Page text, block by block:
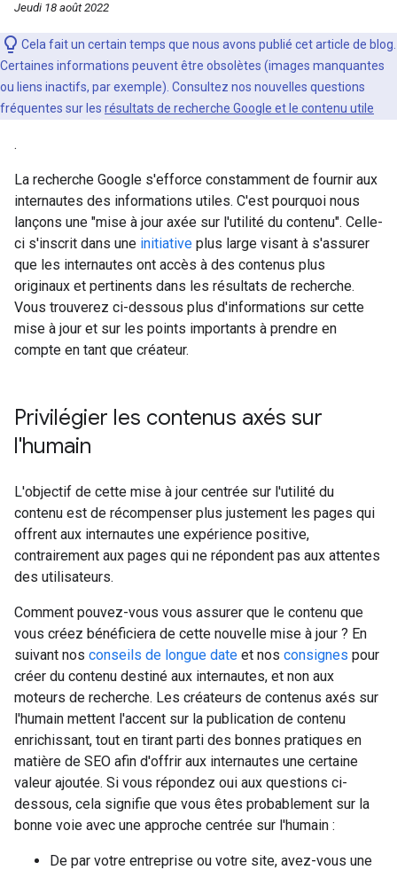
Jeudi 18 août 2022
Cela fait un certain temps que nous avons publié cet article de blog.
Certaines informations peuvent être obsolètes (images manquantes
ou liens inactifs, par exemple). Consultez nos nouvelles questions
fréquentes sur les résultats de recherche Google et le contenu utile
.
La recherche Google s'efforce constamment de fournir aux
internautes des informations utiles. C'est pourquoi nous
lançons une "mise à jour axée sur l'utilité du contenu". Celle-
ci s'inscrit dans une initiative plus large visant à s'assurer
que les internautes ont accès à des contenus plus
originaux et pertinents dans les résultats de recherche.
Vous trouverez ci-dessous plus d'informations sur cette
mise à jour et sur les points importants à prendre en
compte en tant que créateur.
Privilégier les contenus axés sur
l'humain
L'objectif de cette mise à jour centrée sur l'utilité du
contenu est de récompenser plus justement les pages qui
offrent aux internautes une expérience positive,
contrairement aux pages qui ne répondent pas aux attentes
des utilisateurs.
Comment pouvez-vous vous assurer que le contenu que
vous créez bénéficiera de cette nouvelle mise à jour ? En
suivant nos conseils de longue date et nos consignes pour
créer du contenu destiné aux internautes, et non aux
moteurs de recherche. Les créateurs de contenus axés sur
l'humain mettent l'accent sur la publication de contenu
enrichissant, tout en tirant parti des bonnes pratiques en
matière de SEO afin d'offrir aux internautes une certaine
valeur ajoutée. Si vous répondez oui aux questions ci-
dessous, cela signifie que vous êtes probablement sur la
bonne voie avec une approche centrée sur l'humain :
De par votre entreprise ou votre site, avez-vous une